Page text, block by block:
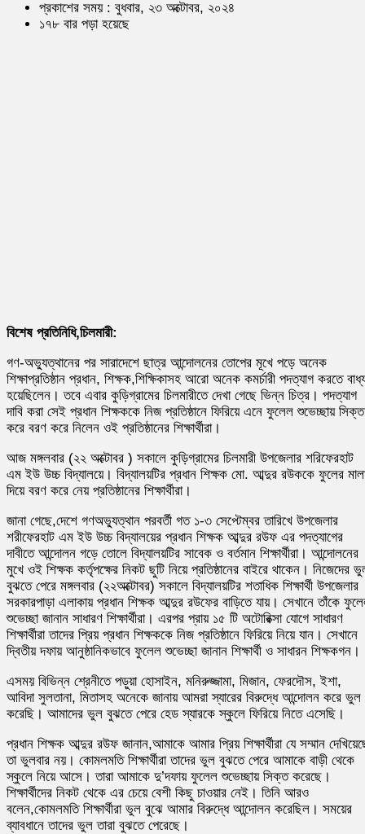
প্রকাশের সময় : বুধবার, ২৩ অক্টোবর, ২০২৪
১৭৮ বার পড়া হয়েছে
বিশেষ প্রতিনিধি,চিলমারী:
গণ-অভ্যুত্থানের পর সারাদেশে ছাত্র আন্দোলনের তোপের মূখে পড়ে অনেক
শিক্ষাপ্রতিষ্ঠান প্রধান, শিক্ষক,শিক্ষিকাসহ আরো অনেক কমর্চারী পদত্যাগ করতে
হয়েছিলেন। তবে এবার কুড়িগ্রামের চিলমারীতে দেখা গেছে ভিন্ন চিত্র। পদত্যাগ
দাবি করা সেই প্রধান শিক্ষককে নিজ প্রতিষ্ঠানে ফিরিয়ে এনে ফুলেল শুভেচ্ছায় সিক্ত
করে বরণ করে নিলেন ওই প্রতিষ্ঠানের শিক্ষার্থীরা।
আজ মঙ্গলবার (২২ অক্টোবর ) সকালে কুড়িগ্রামের চিলমারী উপজেলার শরিফেরহাট
এম ইউ উচ্চ বিদ্যালয়ে। বিদ্যালয়টির প্রধান শিক্ষক মো. আব্দুর রউককে ফুলের
দিয়ে বরণ করে নেয় প্রতিষ্ঠানের শিক্ষার্থীরা।
জানা গেছে,দেশে গণঅভ্যুত্থান পরবর্তী গত ১-৩ সেপ্টেম্বর তারিখে উপজেলার
শরীফেরহাট এম ইউ উচ্চ বিদ্যালয়ের প্রধান শিক্ষক আব্দুর রউফ এর পদত্যাগের
দাবীতে আন্দোলন গড়ে তোলে বিদ্যালয়টির সাবেক ও বর্তমান শিক্ষার্থীরা। আন্দোলনের
মুখে ওই শিক্ষক কর্তৃপক্ষের নিকট ছুটি নিয়ে প্রতিষ্ঠানের বাইরে থাকেন। নিজেদের
বুঝতে পেরে মঙ্গলবার (২২অক্টোবর) সকালে বিদ্যালয়টির শতাধিক শিক্ষার্থী উপজেলার
সরকারপাড়া এলাকায় প্রধান শিক্ষক আব্দুর রউফের বাড়িতে যায়। সেখানে তাঁকে
শুভেচ্ছা জানান সাধারণ শিক্ষার্থীরা। এরপর প্রায় ১৫ টি অটোরিক্সা যোগে সাধারণ
শিক্ষার্থীরা তাদের প্রিয় প্রধান শিক্ষককে নিজ প্রতিষ্ঠানে ফিরিয়ে নিয়ে যান। সেখানে
দ্বিতীয় দফায় আনুষ্ঠানিকভাবে ফুলেল শুভেচ্ছা জানান শিক্ষার্থী ও সাধারন শিক্ষকগন।
এসময় বিভিন্ন শ্রেনীতে পড়ুয়া হোসাইন, মনিরুজ্জামা, মিজান, ফেরদৌস, ইশা,
আবিদা সুলতানা, মিতাসহ অনেকে জানায় আমরা স্যারের বিরুদ্ধে আন্দোলন করে ভুল
করেছি। আমাদের ভুল বুঝতে পেরে হেড স্যারকে স্কুলে ফিরিয়ে নিতে এসেছি।
প্রধান শিক্ষক আব্দুর রউফ জানান,আমাকে আমার প্রিয় শিক্ষার্থীরা যে সম্মান
তা ভুলবার নয়। কোমলমতি শিক্ষার্থীরা তাদের ভুল বুঝতে পেরে আমাকে বাড়ী থেকে
স্কুলে নিয়ে আসে। তারা আমাকে দু’দফায় ফুলেল শুভেচ্ছায় সিক্ত করেছে।
শিক্ষার্থীদের নিকট থেকে এর চেয়ে বেশী কিছু চাওয়ার নেই। তিনি আরও
বলেন,কোমলমতি শিক্ষার্থীরা ভুল বুঝে আমার বিরুদ্ধে আন্দোলন করেছিল। সময়ের
ব্যাবধানে তাদের ভুল তারা বুঝতে পেরেছে।